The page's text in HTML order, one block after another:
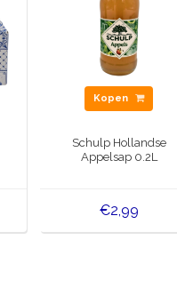
Kopen
Schulp Hollandse
Appelsap 0.2L
€2,99